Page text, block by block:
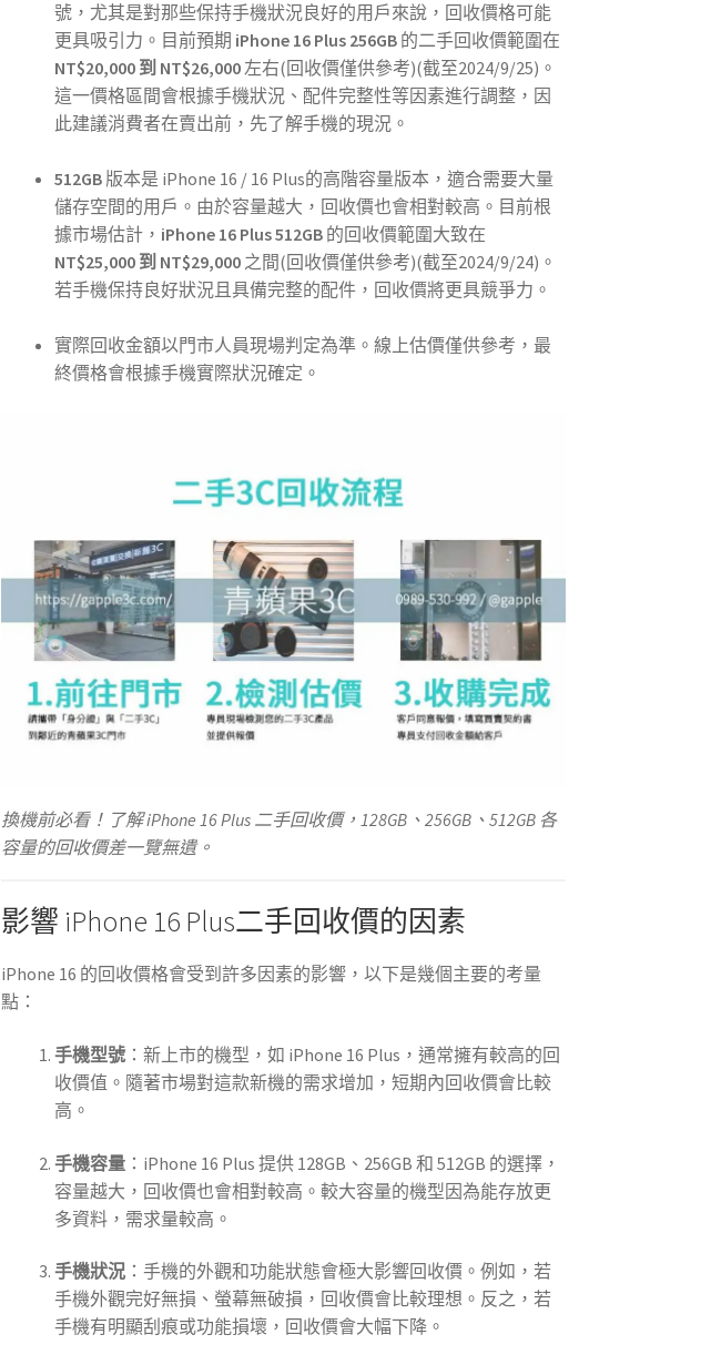
號，尤其是對那些保持手機狀況良好的用戶來說，回收價格可能
更具吸引力。目前預期 iPhone 16 Plus 256GB 的二手回收價範圍在
NT$20,000 到 NT$26,000左右(回收價僅供參考)(截至2024/9/25)。
這一價格區間會根據手機狀況、配件完整性等因素進行調整，因
此建議消費者在賣出前，先了解手機的現況。
512GB 版本是 iPhone 16 / 16 Plus的高階容量版本，適合需要大量
儲存空間的用戶。由於容量越大，回收價也會相對較高。目前根
據市場估計， iPhone 16 Plus 512GB 的回收價範圍大致在
NT$25,000 到 NT$29,000 之間(回收價僅供參考)(截至2024/9/24)。
若手機保持良好狀況且具備完整的配件，回收價將更具競爭力。
實際回收金額以門市人員現場判定為準。線上估價僅供參考，最
終價格會根據手機實際狀況確定。
換機前必看！了解 iPhone 16 Plus 二手回收價，128GB、256GB、512GB 各
容量的回收價差一覽無遺。
影響 iPhone 16 Plus二手回收價的因素
iPhone 16 的回收價格會受到許多因素的影響，以下是幾個主要的考量
點：
手機型號 ：新上市的機型，如 iPhone 16 Plus，通常擁有較高的回
收價值。隨著市場對這款新機的需求增加，短期內回收價會比較
高。
手機容量 ：iPhone 16 Plus 提供 128GB、256GB 和 512GB 的選擇，
容量越大，回收價也會相對較高。較大容量的機型因為能存放更
多資料，需求量較高。
手機狀況 ：手機的外觀和功能狀態會極大影響回收價。例如，若
手機外觀完好無損、螢幕無破損，回收價會比較理想。反之，若
手機有明顯刮痕或功能損壞，回收價會大幅下降。